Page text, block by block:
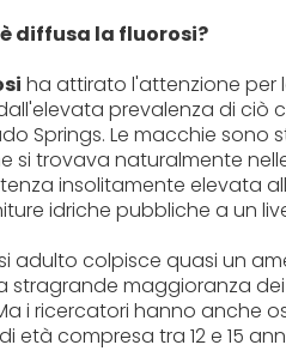
diffusa la fluorosi?
ha attirato l'attenzione per
prevalenza di ciò
Springs. Le macchie sono
si trovava naturalmente
insolitamente elevata
idriche pubbliche a un
adulto colpisce quasi un
stragrande maggioranza
i ricercatori hanno anche
età compresa tra 12 e 15